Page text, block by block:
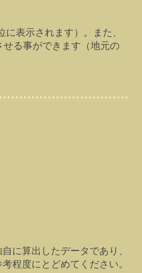
表示されます）。また、
る事ができます（地元の
に算出したデータであり、
程度にとどめてください。